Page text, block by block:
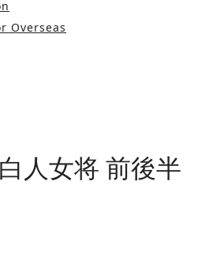
Overseas
人女将 前後半